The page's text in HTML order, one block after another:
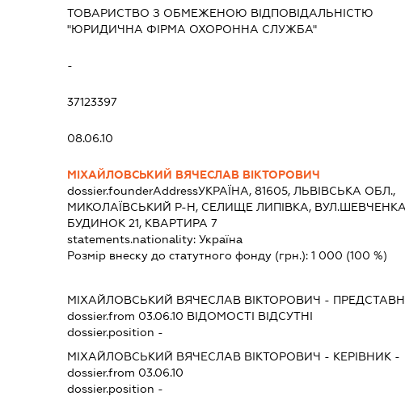
ТОВАРИСТВО З ОБМЕЖЕНОЮ ВІДПОВІДАЛЬНІСТЮ
"ЮРИДИЧНА ФІРМА ОХОРОННА СЛУЖБА"
-
37123397
08.06.10
МІХАЙЛОВСЬКИЙ ВЯЧЕСЛАВ ВІКТОРОВИЧ
dossier.founderAddressУКРАЇНА, 81605, ЛЬВІВСЬКА ОБЛ.,
МИКОЛАЇВСЬКИЙ Р-Н, СЕЛИЩЕ ЛИПІВКА,
БУДИНОК 21, КВАРТИРА 7
statements.nationality: Україна
Розмір внеску до статутного фонду (грн.): 1 000 (100 %)
МІХАЙЛОВСЬКИЙ ВЯЧЕСЛАВ ВІКТОРОВИЧ -
dossier.from 03.06.10 ВІДОМОСТІ ВІДСУТНІ
dossier.position -
МІХАЙЛОВСЬКИЙ ВЯЧЕСЛАВ ВІКТОРОВИЧ - КЕРІВНИК -
dossier.from 03.06.10
dossier.position -